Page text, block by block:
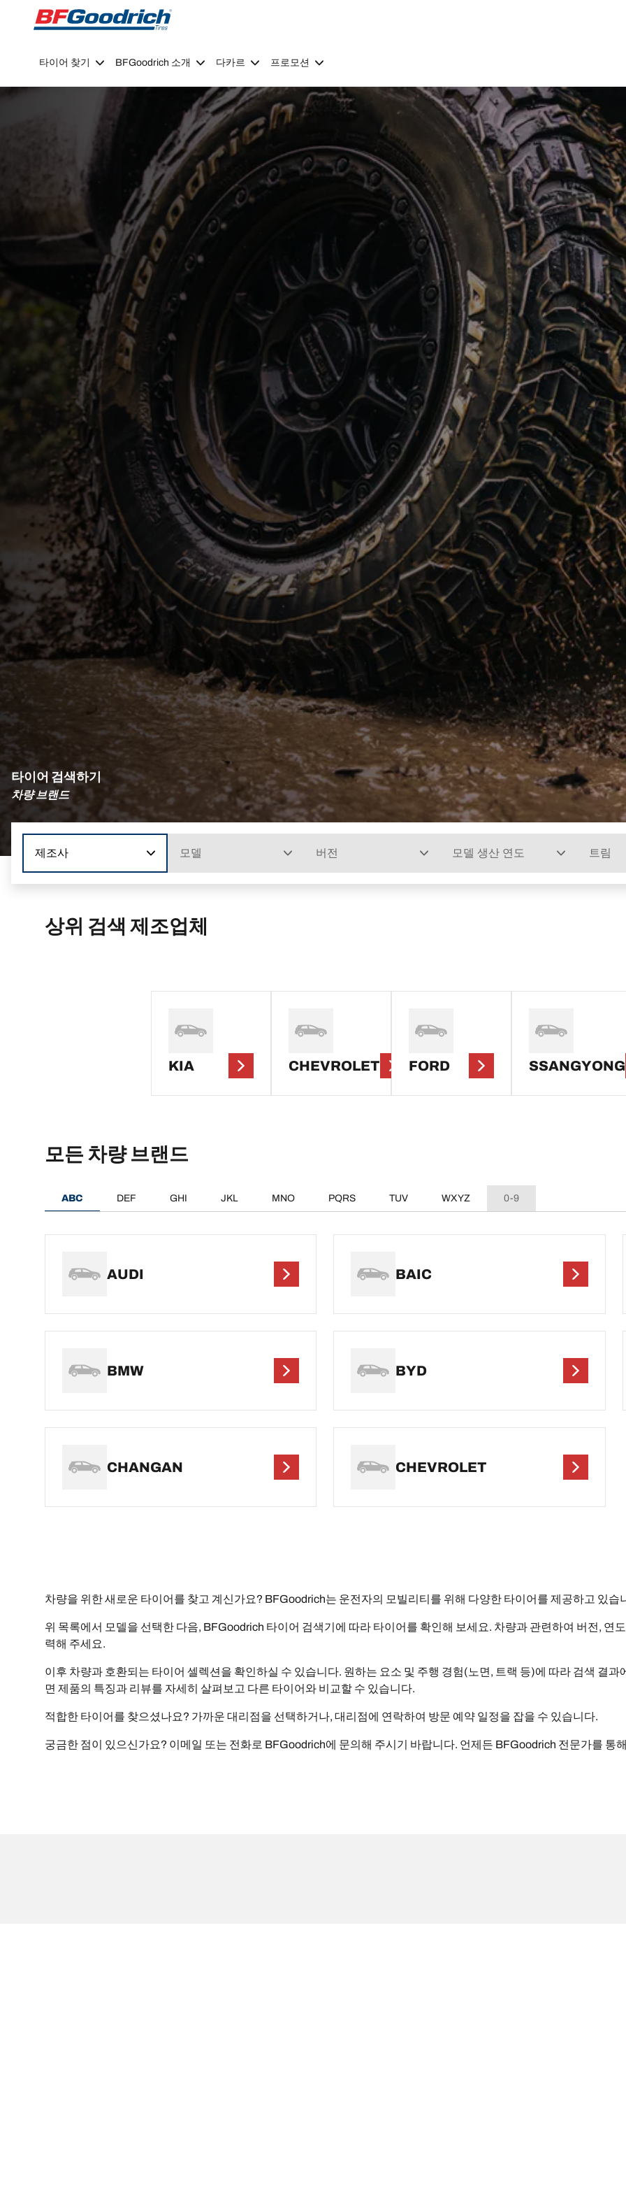
Go to page content Go to page navigation
타이어 찾기 BFGoodrich 소개 다카르 프로모션
타이어 검색하기
차량 브랜드
제조사 모델 버전 모델 생산 연도 트림
상위 검색 제조업체
KIA CHEVROLET FORD SSANGYONG
모든 차량 브랜드
ABC DEF GHI JKL MNO PQRS TUV WXYZ 0-9
AUDI BAIC
BMW BYD
CHANGAN CHEVROLET
차량을 위한 새로운 타이어를 찾고 계신가요? BFGoodrich는 운전자의 모빌리티를 위해 다양한 타이어를 제공하고 있습
위 목록에서 모델을 선택한 다음, BFGoodrich 타이어 검색기에 따라 타이어를 확인해 보세요. 차량과 관련하여 버전, 연
력해 주세요.
이후 차량과 호환되는 타이어 셀렉션을 확인하실 수 있습니다. 원하는 요소 및 주행 경험(노면, 트랙 등)에 따라 검색 결
면 제품의 특징과 리뷰를 자세히 살펴보고 다른 타이어와 비교할 수 있습니다.
적합한 타이어를 찾으셨나요? 가까운 대리점을 선택하거나, 대리점에 연락하여 방문 예약 일정을 잡을 수 있습니다.
궁금한 점이 있으신가요? 이메일 또는 전화로 BFGoodrich에 문의해 주시기 바랍니다. 언제든 BFGoodrich 전문가를 통